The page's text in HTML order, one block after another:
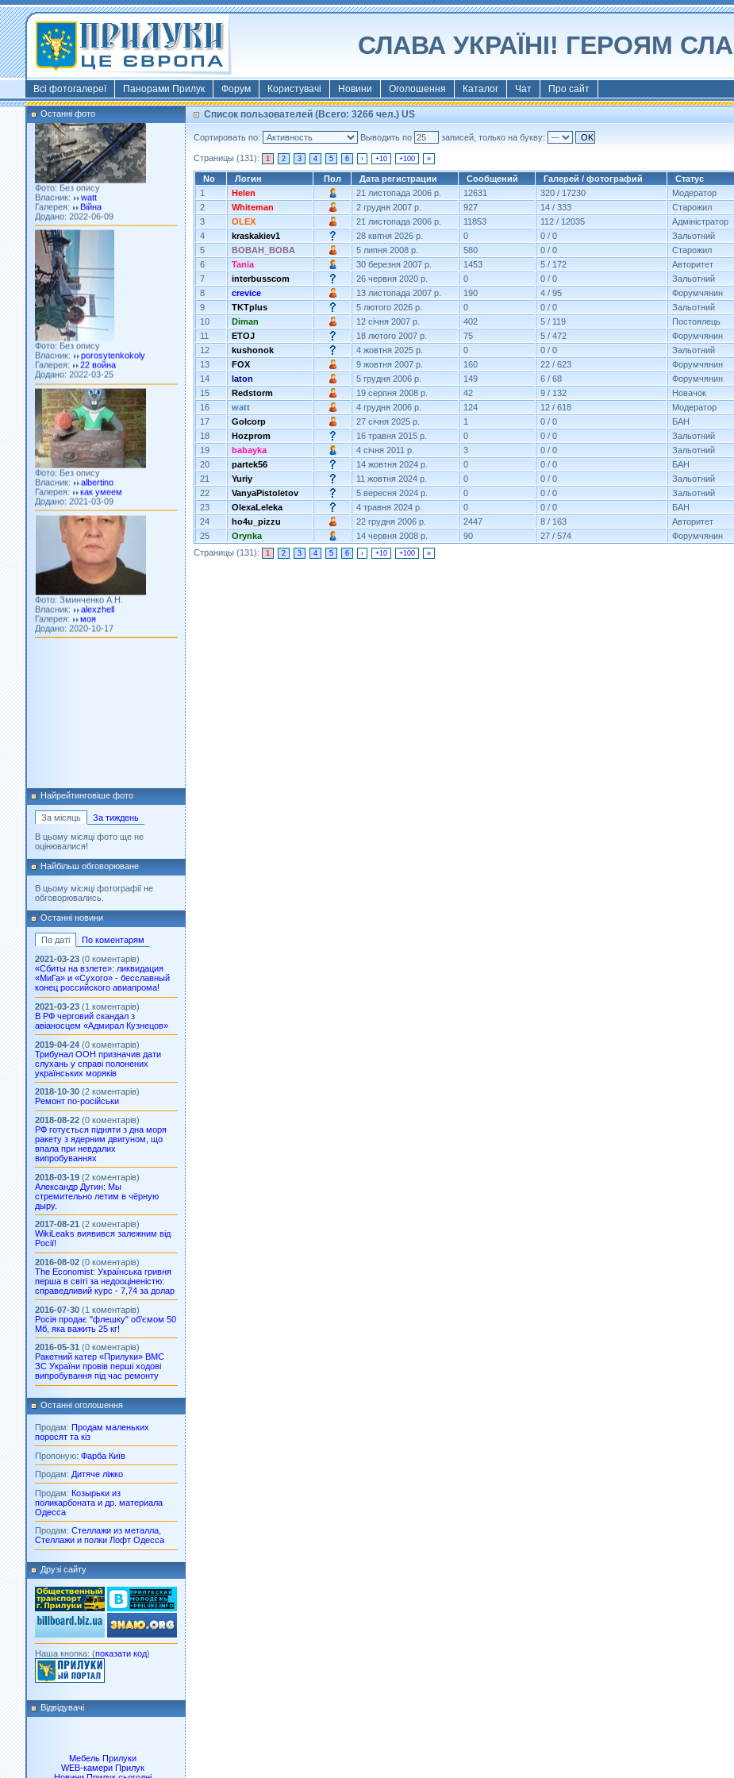
СЛАВА УКРАЇНІ! ГЕРОЯМ
Всі фотогалереї Панорами Прилук Форум Користувачі Новини Оголошення Каталог Чат Про сайт
Останні фото
Фото: Київ 2022
Власник:
morsresistis
Галерея:
Templates
Додано: 2022-11-13
Фото: Без опису
Власник:
watt
Галерея:
Війна
Додано: 2022-06-09
Фото: Без опису
Власник:
Галерея:
22 война
Додано: 2022-03-25
Фото: Без опису
Власник:
albertino
Галерея:
как умеем
Додано: 2021-03-09
Фото: Зминченко А.Н.
Власник:
alexzhell
Галерея:
моя
Додано: 2020-10-17
Найрейтинговіше фото
За місяць
За тиждень
В цьому місяці фото ще не
оцінювалися!
Найбільш обговорюване
В цьому місяці фотографії не
обговорювались.
Останні новини
По даті
По коментарям
2021-03-23 (0 коментарів)
«Сбиты на взлете»: ликвидация
«МиГа» и «Сухого» - бесславный
конец российского авиапрома!
2021-03-23 (1 коментарів)
В РФ черговий скандал з
авіаносцем «Адмирал Кузнецов»
2019-04-24 (0 коментарів)
Трибунал ООН призначив дати
слухань у справі полонених
українських моряків
2018-10-30 (2 коментарів)
Ремонт по-російськи
2018-08-22 (0 коментарів)
РФ готується підняти з дна моря
ракету з ядерним двигуном, що
впала при невдалих
випробуваннях
2018-03-19 (2 коментарів)
Александр Дугин: Мы
стремительно летим в чёрную
дыру.
2017-08-21 (2 коментарів)
WikiLeaks виявився залежним від
Росії!
2016-08-02 (0 коментарів)
The Economist: Українська гривня
перша в світі за недооціненістю:
справедливий курс - 7,74 за долар
2016-07-30 (1 коментарів)
Росія продає "флешку" об’ємом 50
Мб, яка важить 25 кг!
2016-05-31 (0 коментарів)
Ракетний катер «Прилуки» ВМС
ЗС України провів перші ходові
випробування під час ремонту
Останні оголошення
Продам: Продам маленьких
поросят та кіз
Пропоную: Фарба Київ
Продам: Дитяче ліжко
Продам: Козырьки из
поликарбоната и др. материала
Одесса
Продам: Стеллажи из металла,
Стеллажи и полки Лофт Одесса
Друзі сайту
Наша кнопка: (показати код)
Відвідувачі
Мебель Прилуки
WEB-камери Прилук
Список пользователей (Всего: 3266 чел.) US
Сортировать по: Выводить по записей, только на букву:
Страницы (131): 1 2 3 4 5 6 › +10 +100 »
No Логин Пол Дата регистрации Сообщений Галерей / фотографий Статус
1
Helen 21 листопада 2006 р. 12631 320 / 17230 Модератор
2
Whiteman 2 грудня 2007 р. 927 14 / 333 Старожил
3
OLEX 21 листопада 2006 р. 11853 112 / 12035 Адміністратор
4
kraskakiev1 28 квітня 2026 р. 0 0 / 0
Зальотний
5
BOBAH_BOBA 5 липня 2008 р. 580 0 / 0
Старожил
6
Tania 30 березня 2007 р. 1453 5 / 172
Авторитет
7
interbusscom 26 червня 2020 р. 0 0 / 0
Зальотний
8
crevice 13 листопада 2007 р. 190 4 / 95 Форумчянин
9
TKTplus 5 лютого 2026 р. 0 0 / 0
Зальотний
10
Diman 12 січня 2007 р. 402 5 / 119 Постоялець
11
ETOJ 18 лютого 2007 р. 75 5 / 472
Форумчянин
12
kushonok 4 жовтня 2025 р. 0 0 / 0
Зальотний
13
FOX 9 жовтня 2007 р. 160 22 / 623
Форумчянин
14
laton 5 грудня 2006 р. 149 6 / 68
Форумчянин
15
Redstorm 19 серпня 2008 р. 42 9 / 132
Новачок
16
watt 4 грудня 2006 р. 124 12 / 618 Модератор
17
Golcorp 27 січня 2025 р. 1 0 / 0
БАН
18
Hozprom 16 травня 2015 р. 0 0 / 0
Зальотний
19
babayka 4 січня 2011 р. 3 0 / 0
Зальотний
20
partek56 14 жовтня 2024 р. 0 0 / 0
БАН
21
Yuriy 11 жовтня 2024 р. 0 0 / 0
Зальотний
22
VanyaPistoletov 5 вересня 2024 р. 0 0 / 0
Зальотний
23
OlexaLeleka 4 травня 2024 р. 0 0 / 0
БАН
24
ho4u_pizzu 22 грудня 2006 р. 2447 8 / 163 Авторитет
25
Orynka 14 червня 2008 р. 90 27 / 574
Форумчянин
Страницы (131):
1 2 3 4 5 6 › +10 +100 »